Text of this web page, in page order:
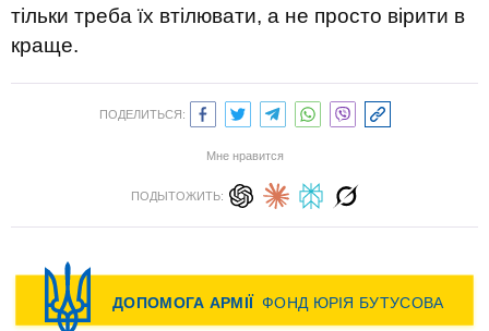
тільки треба їх втілювати, а не просто вірити в
краще.
ПОДЕЛИТЬСЯ:
Мне нравится
ПОДЫТОЖИТЬ: